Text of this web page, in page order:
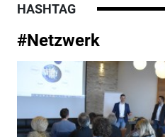
HASHTAG
#Netzwerk